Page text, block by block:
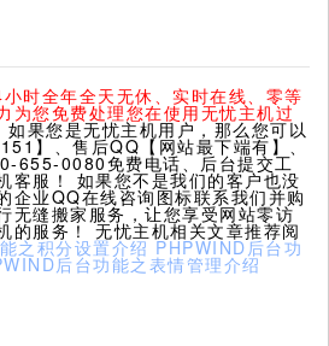
时全年全天无休、实时在线、零等
为您免费处理您在使用无忧主机过
如果您是无忧主机用户，那么您可以
】、售后QQ【网站最下端有】、
655-0080免费电话、后台提交工
客服！ 如果您不是我们的客户也没
企业QQ在线咨询图标联系我们并购
无缝搬家服务，让您享受网站零访
的服务！ 无忧主机相关文章推荐阅
之积分设置介绍 PHPWIND后台功
后台功能之表情管理介绍